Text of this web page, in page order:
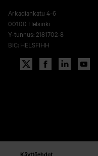
Arkadiankatu 4-6
00100 Helsinki
Y-tunnus: 2181702-8
BIC: HELSFIHH
Käyttöehdot